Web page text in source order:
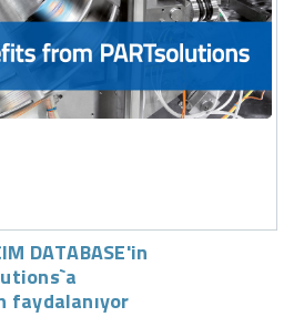
DATABASE'in
faydalanıyor